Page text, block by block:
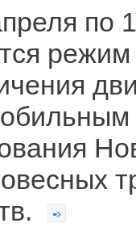
по